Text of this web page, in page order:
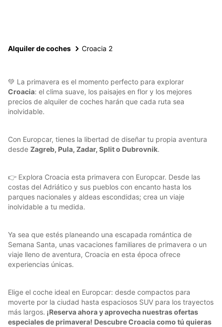
Alquiler de coches Croacia 2
💚 La primavera es el momento perfecto para explorar
Croacia: el clima suave, los paisajes en flor y los mejores
precios de alquiler de coches harán que cada ruta sea
inolvidable.
Con Europcar, tienes la libertad de diseñar tu propia aventura
desde Zagreb, Pula, Zadar, Split o Dubrovnik.
👉 Explora Croacia esta primavera con Europcar. Desde las
costas del Adriático y sus pueblos con encanto hasta los
parques nacionales y aldeas escondidas; crea un viaje
inolvidable a tu medida.
Ya sea que estés planeando una escapada romántica de
Semana Santa, unas vacaciones familiares de primavera o un
viaje lleno de aventura, Croacia en esta época ofrece
experiencias únicas.
Elige el coche ideal en Europcar: desde compactos para
moverte por la ciudad hasta espaciosos SUV para los trayectos
más largos. ¡Reserva ahora y aprovecha nuestras ofertas
especiales de primavera! Descubre Croacia como tú quieras